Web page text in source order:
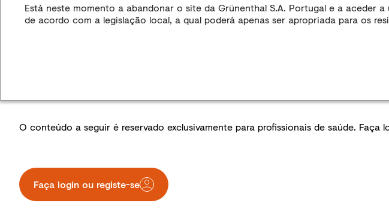
Está neste momento a abandonar o site da Grünenthal S.A. Portugal e a aceder
de acordo com a legislação local, a qual poderá apenas ser apropriada para os
O conteúdo a seguir é reservado exclusivamente para profissionais de saúde. Faça
Faça login ou registe-se​